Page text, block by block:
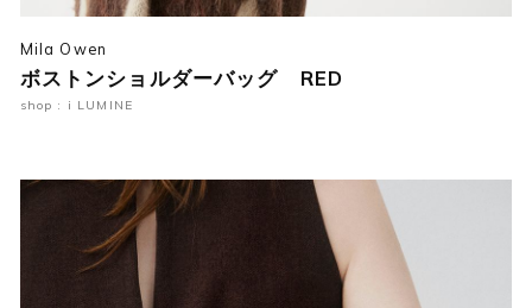
Mila Owen
ボストンショルダーバッグ RED
shop : i LUMINE